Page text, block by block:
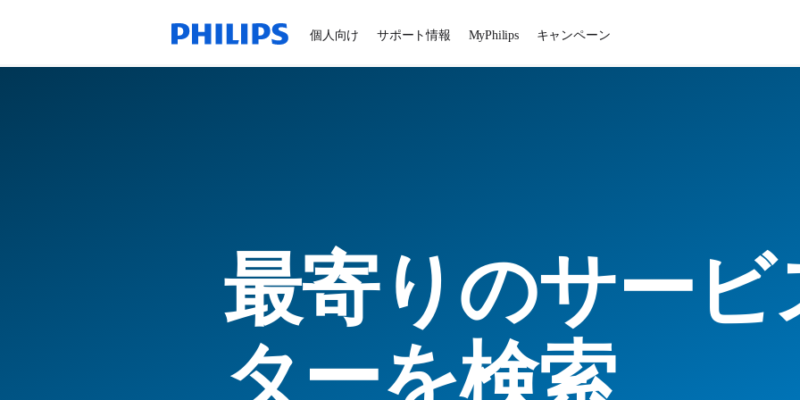
個人向け サポート情報 MyPhilips キャンペーン
最寄りのサービ
ターを検索